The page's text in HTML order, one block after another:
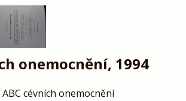
onemocnění, 1994
ABC cévních onemocnění